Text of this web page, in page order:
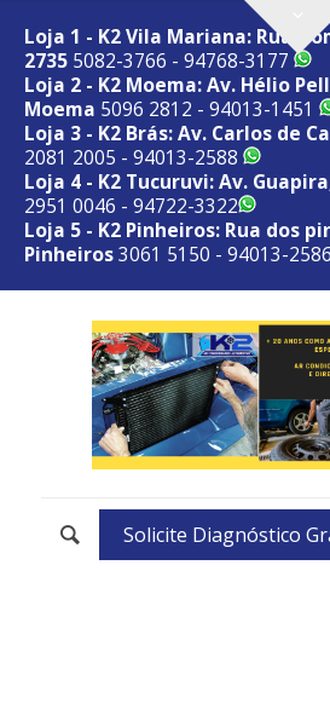
Loja 1 - K2 Vila Mariana: Rua
2735 5082-3766 - 94768-3177
Loja 2 - K2 Moema: Av. Hélio
Moema 5096 2812 - 94013-1451
Loja 3 - K2 Brás: Av. Carlos de
2081 2005 - 94013-2588
Loja 4 - K2 Tucuruvi: Av.
2951 0046 - 94722-3322
Loja 5 - K2 Pinheiros: Rua dos
Pinheiros3061 5150 - 94013-2586
Solicite Diagnóstico